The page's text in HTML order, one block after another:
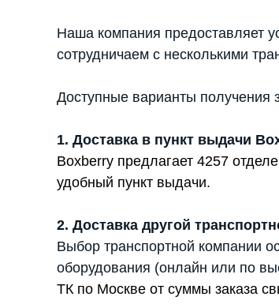
Наша компания предоставляет
сотрудничаем с несколькими
Доступные варианты получения
1. Доставка в пункт выдачи
Boxberry предлагает 4257
удобный пункт выдачи.
2. Доставка другой
Выбор транспортной компании
оборудования (онлайн или по
ТК по Москве от суммы заказа